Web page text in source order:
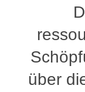
über